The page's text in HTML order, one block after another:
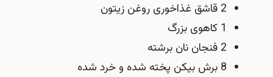
2 قاشق غذاخوری روغن زیتون
1 کاهوی بزرگ
2 فنجان نان برشته
8 برش بیکن پخته شده و خرد شده